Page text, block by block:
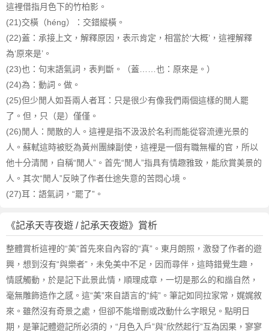
這裡借指月色下的竹柏影。
(21)交橫（héng）：交錯縱橫。
(22)蓋：承接上文，解釋原因，表示肯定，相當於‘大概’，這裡解釋
為‘原來是’。
(23)也：句末語氣詞，表判斷。（蓋……也：原來是。）
(24)為：動詞。做。
(25)但少閒人如吾兩人者耳：只是很少有像我們兩個這樣的閒人罷
了。但，只（是）僅僅。
(26)閒人：閒散的人。這裡是指不汲汲於名利而能從容流連光景的
人。蘇軾這時被貶為黃州團練副使，這裡是一個有職無權的官，所以
他十分清閒，自稱“閒人”。首先“閒人”指具有情趣雅致，能欣賞美景的
人。其次“閒人”反映了作者仕途失意的苦悶心境。
(27)耳：語氣詞，“罷了”。
《記承天寺夜遊 / 記承天夜遊》賞析
整體賞析這裡的“美”首先來自內容的“真”。東月朗照，激發了作者的遊
興，想到沒有“與樂者”，未免美中不足，因而尋伴，這時錯覺生趣，
情感觸動，於是記下此景此情，順理成章，一切是那么的和諧自然，
毫無雕飾造作之感。這“美”來自語言的“純”。筆記如同拉家常，娓娓敘
來。雖然沒有奇景之處，但卻不能增刪或改動什么字眼兒。點明日
期，是筆記體遊記所必須的，“月色入戶”與“欣然起行”互為因果，寥寥